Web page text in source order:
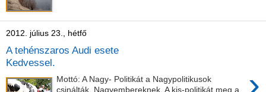
2012. július 23., hétfő
A tehénszaros Audi esete
Kedvessel.
Mottó: A Nagy- Politikát a Nagypolitikusok
csinálták, Nagyembereknek. A kis-politikát meg a